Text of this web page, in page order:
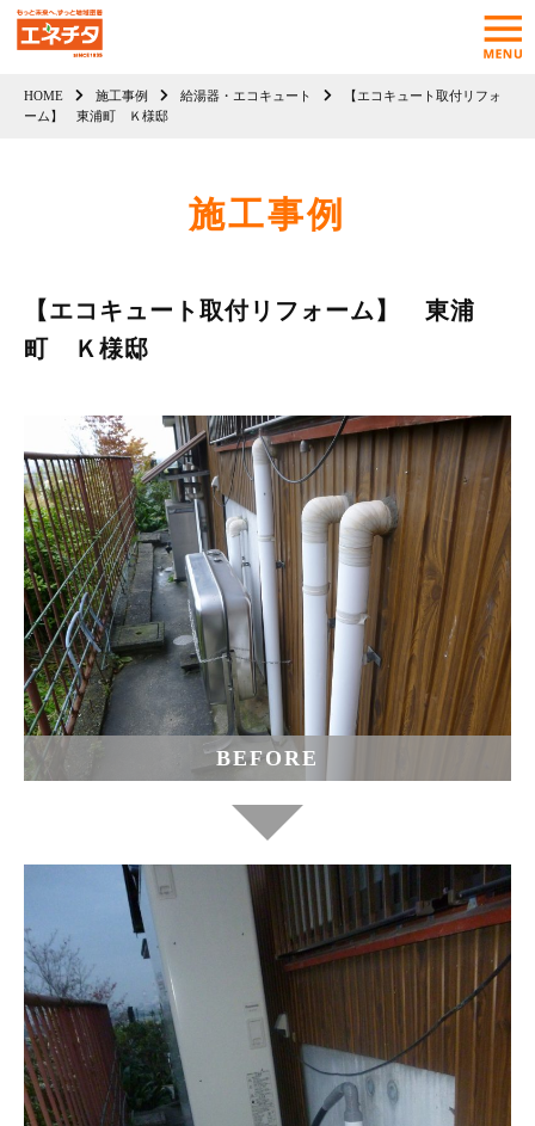
HOME 施工事例 給湯器・エコキュート
【エコキュート取付リフォ
ーム】 東浦町 Ｋ様邸
施工事例
【エコキュート取付リフォーム】 東浦
町 Ｋ様邸
BEFORE